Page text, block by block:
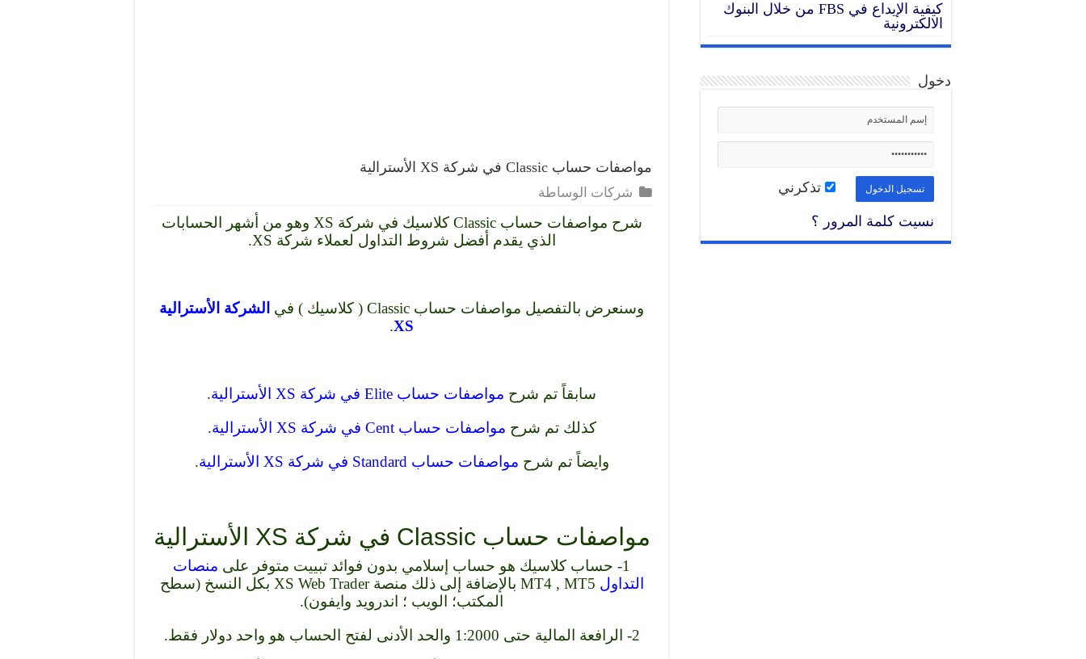
مواصفات حساب Classic في شركة XS الأسترالية
شركات الوساطة
شرح مواصفات حساب Classic كلاسيك في شركة XS وهو من أشهر الحسابات
الذي يقدم أفضل شروط التداول لعملاء شركة XS.
وسنعرض بالتفصيل مواصفات حساب Classic ( كلاسيك ) في
الشركة الأسترالية
XS
.
سابقاً تم شرح مواصفات حساب Elite في شركة XS الأسترالية
.
كذلك تم شرح مواصفات حساب Cent في شركة XS الأسترالية
.
وايضاً تم شرح مواصفات حساب Standard في شركة XS الأسترالية .
مواصفات حساب Classic في شركة XS الأسترالية
1- حساب كلاسيك هو حساب إسلامي بدون فوائد تبييت متوفر على
منصات
التداول
MT4 , MT5 بالإضافة إلى ذلك منصة XS Web Trader بكل النسخ (سطح
المكتب؛ الويب ؛ اندرويد وايفون).
2- الرافعة المالية حتى 1:2000 والحد الأدنى لفتح الحساب هو واحد دولار فقط.
كيفية الإيداع في FBS من خلال البنوك
الالكترونية
دخول
تذكرني
نسيت كلمة المرور ؟